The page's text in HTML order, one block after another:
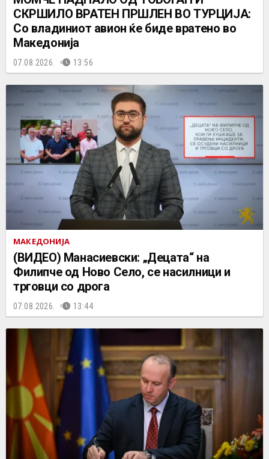
СКРШИЛО ВРАТЕН ПРШЛЕН ВО ТУРЦИЈА:
Со владиниот авион ќе биде вратено во
Македонија
07.08.2026. 13:56
МАКЕДОНИЈА
(ВИДЕО) Манасиевски: „Децата“ на
Филипче од Ново Село, се насилници и
трговци со дрога
07.08.2026. 13:44